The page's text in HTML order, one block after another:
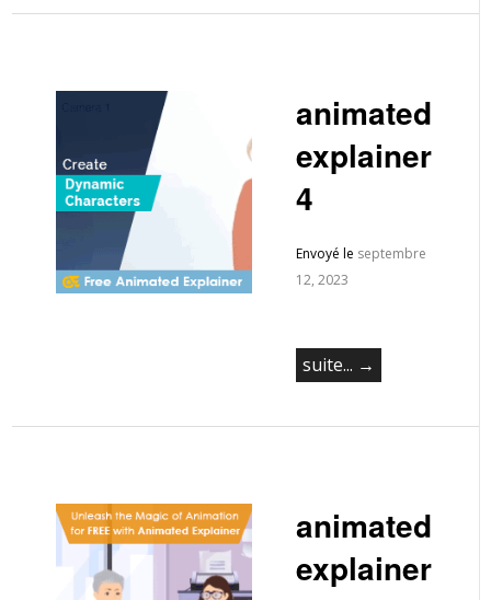
animated
explainer
4
Envoyé le septembre
12, 2023
suite... →
animated
explainer